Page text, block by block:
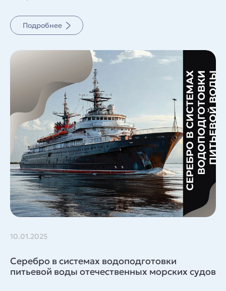
Подробнее
10.01.2025
Серебро в системах водоподготовки
питьевой воды отечественных морских судов